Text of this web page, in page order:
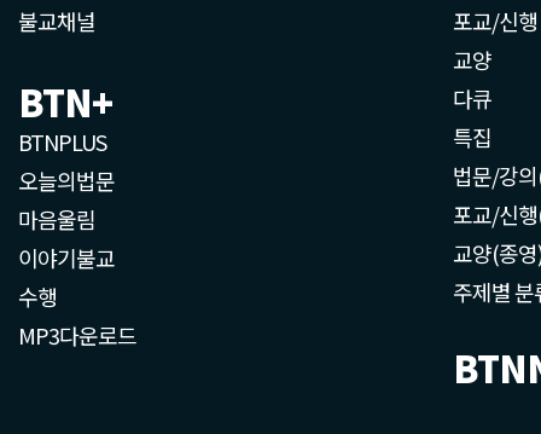
불교채널
BTN+
BTNPLUS
오늘의법문
마음울림
이야기불교
수행
MP3다운로드
포교/신행
교양
다큐
특집
법문/강
포교/신
교양(종
주제별 분